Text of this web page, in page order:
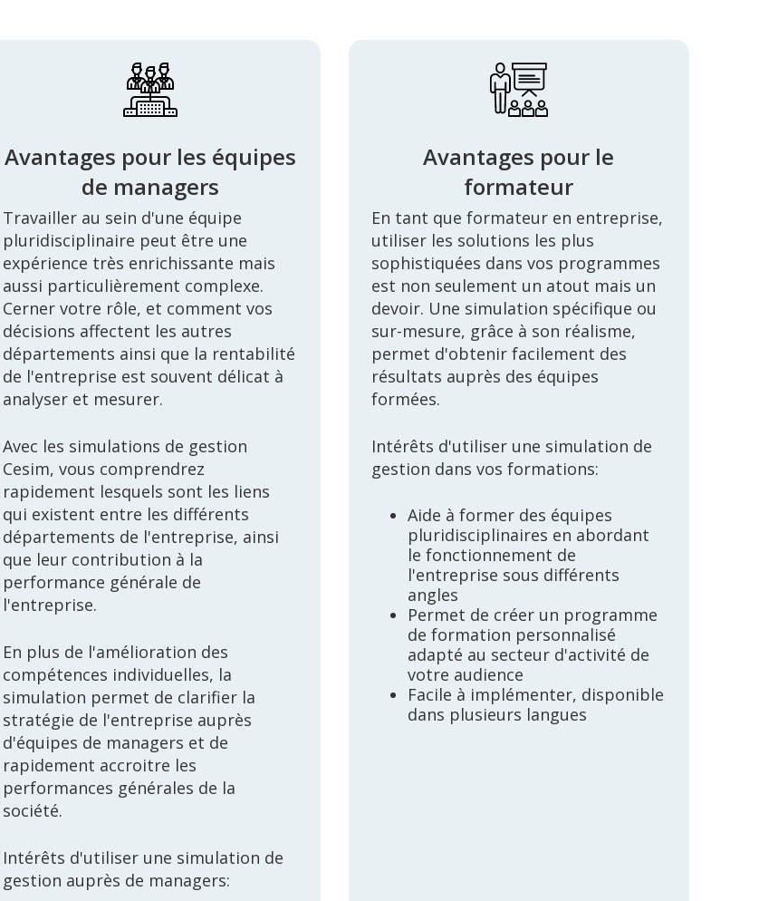
Avantages pour les équipes
de managers
Travailler au sein d'une équipe
pluridisciplinaire peut être une
expérience très enrichissante mais
aussi particulièrement complexe.
Cerner votre rôle, et comment vos
décisions affectent les autres
départements ainsi que la rentabilité
de l'entreprise est souvent délicat à
analyser et mesurer.
Avec les simulations de gestion
Cesim, vous comprendrez
rapidement lesquels sont les liens
qui existent entre les différents
départements de l'entreprise, ainsi
que leur contribution à la
performance générale de
l'entreprise.
En plus de l'amélioration des
compétences individuelles, la
simulation permet de clarifier la
stratégie de l'entreprise auprès
d'équipes de managers et de
rapidement accroitre les
performances générales de la
société.
Intérêts d'utiliser une simulation de
gestion auprès de managers:
Avantages pour le
formateur
En tant que formateur en entreprise,
utiliser les solutions les plus
sophistiquées dans vos programmes
est non seulement un atout mais un
devoir. Une simulation spécifique ou
sur-mesure, grâce à son réalisme,
permet d'obtenir facilement des
résultats auprès des équipes
formées.
Intérêts d'utiliser une simulation de
gestion dans vos formations:
Aide à former des équipes
pluridisciplinaires en abordant
le fonctionnement de
l'entreprise sous différents
angles
Permet de créer un programme
de formation personnalisé
adapté au secteur d'activité de
votre audience
Facile à implémenter, disponible
dans plusieurs langues